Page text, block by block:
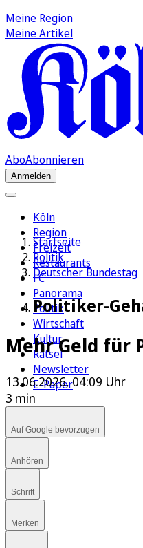
Meine Region
Meine Artikel
AboAbonnieren
Anmelden
Köln
Region
Freizeit
Restaurants
FC
Panorama
Politik
Wirtschaft
Kultur
Rätsel
Newsletter
E-Paper
Startseite
Politik
Deutscher Bundestag
Politiker-
Mehr Geld für
13.06.2026, 04:09 Uhr
3 min
Auf Google bevorzugen
Anhören
Schrift
Merken